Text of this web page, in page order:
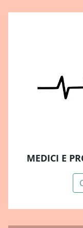
MEDICI E